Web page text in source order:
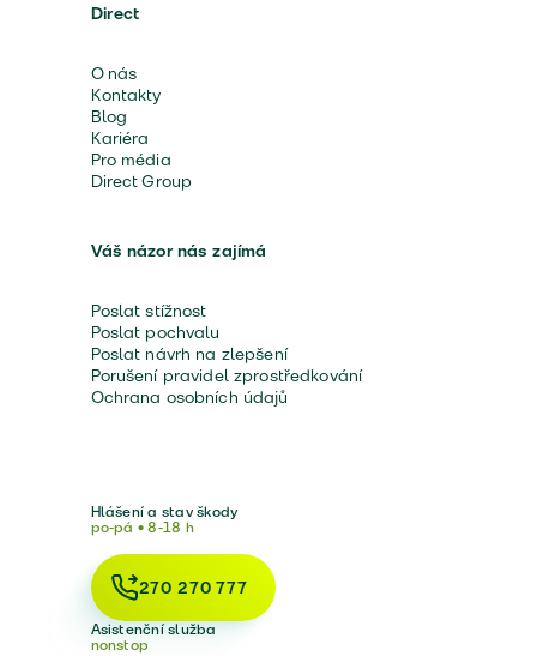
Direct
O nás
Kontakty
Blog
Kariéra
Pro média
Direct Group
Váš názor nás zajímá
Poslat stížnost
Poslat pochvalu
Poslat návrh na zlepšení
Porušení pravidel zprostředkování
Ochrana osobních údajů
Hlášení a stav škody
po-pá • 8-18 h
270 270 777
Asistenční služba
nonstop